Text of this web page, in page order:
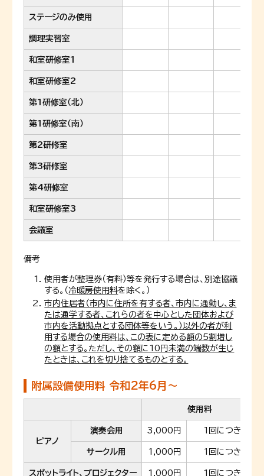
ステージのみ使用
調理実習室
和室研修室1
和室研修室2
第1研修室（北）
第1研修室（南）
第2研修室
第3研修室
第4研修室
和室研修室3
会議室
備考
使用者が整理券（有料）等を発行する場合は、別途協議
する。（ 冷暖房使用料を除く。）
市内住居者（市内に住所を有する者、市内に通勤し、ま
たは通学する者、これらの者を中心とした団体および
市内を活動拠点とする団体等をいう。）以外の者が利
用する場合の使用料は、この表に定める額の5割増し
の額とする。ただし、その額に10円未満の端数が生じ
たときは、これを切り捨てるものとする。
附属設備使用料 令和2年6月～
使用料
ピアノ
演奏会用 3,000円 1回につき
サークル用 1,000円 1回につき
スポットライト、プロジェクター 1,000円 1回につき